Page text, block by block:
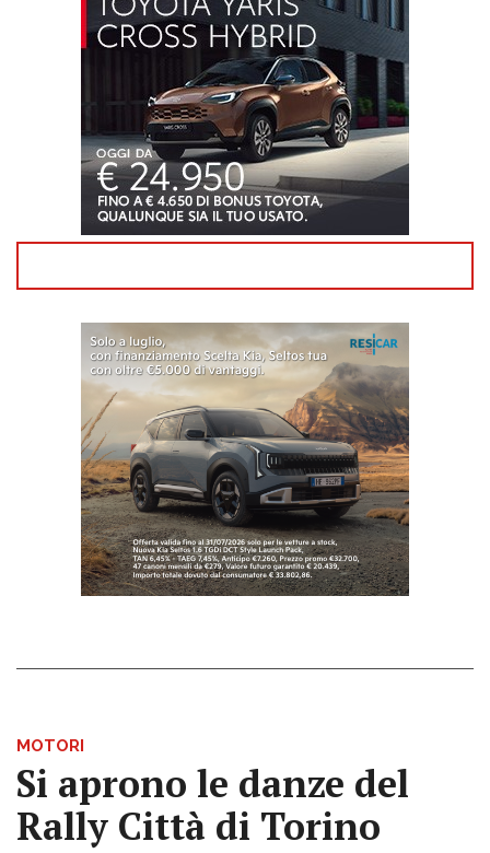
MOTORI
Si aprono le danze del
Rally Città di Torino